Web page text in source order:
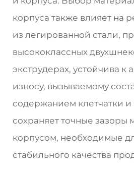
корпуса также влияет на
из легированной стали,
высококлассных
экструдерах, устойчива к
износу, вызываемому
содержанием клетчатки
сохраняет точные
корпусом, необходимые
стабильного качества